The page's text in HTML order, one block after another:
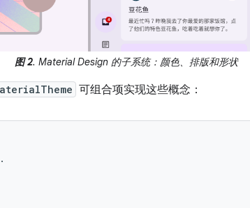
图 2. Material Design 的子系统：颜色、排版和形状
可组合项实现这些概念：